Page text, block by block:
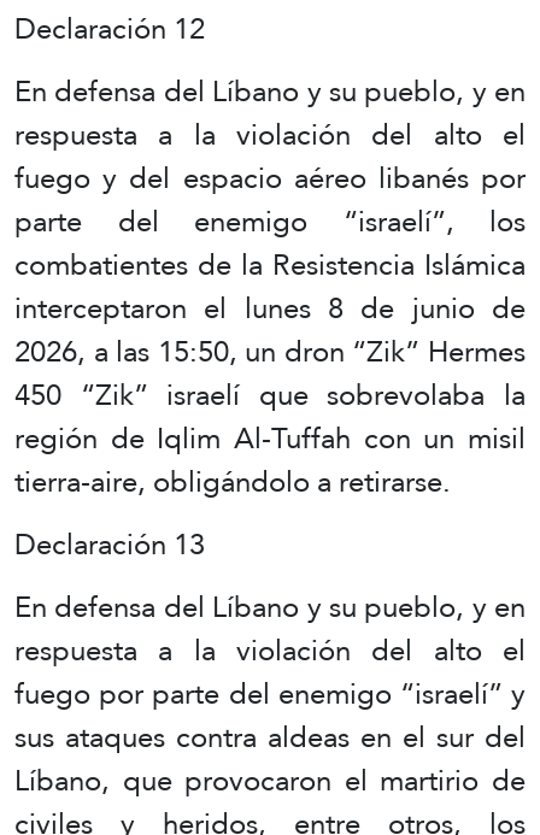
Declaración 12
En defensa del Líbano y su pueblo, y en
respuesta a la violación del alto el
fuego y del espacio aéreo libanés por
parte del enemigo “israelí”, los
combatientes de la Resistencia Islámica
interceptaron el lunes 8 de junio de
2026, a las 15:50, un dron “Zik” Hermes
450 “Zik” israelí que sobrevolaba la
región de Iqlim Al-Tuffah con un misil
tierra-aire, obligándolo a retirarse.
Declaración 13
En defensa del Líbano y su pueblo, y en
respuesta a la violación del alto el
fuego por parte del enemigo “israelí” y
sus ataques contra aldeas en el sur del
Líbano, que provocaron el martirio de
civiles y heridos, entre otros, los